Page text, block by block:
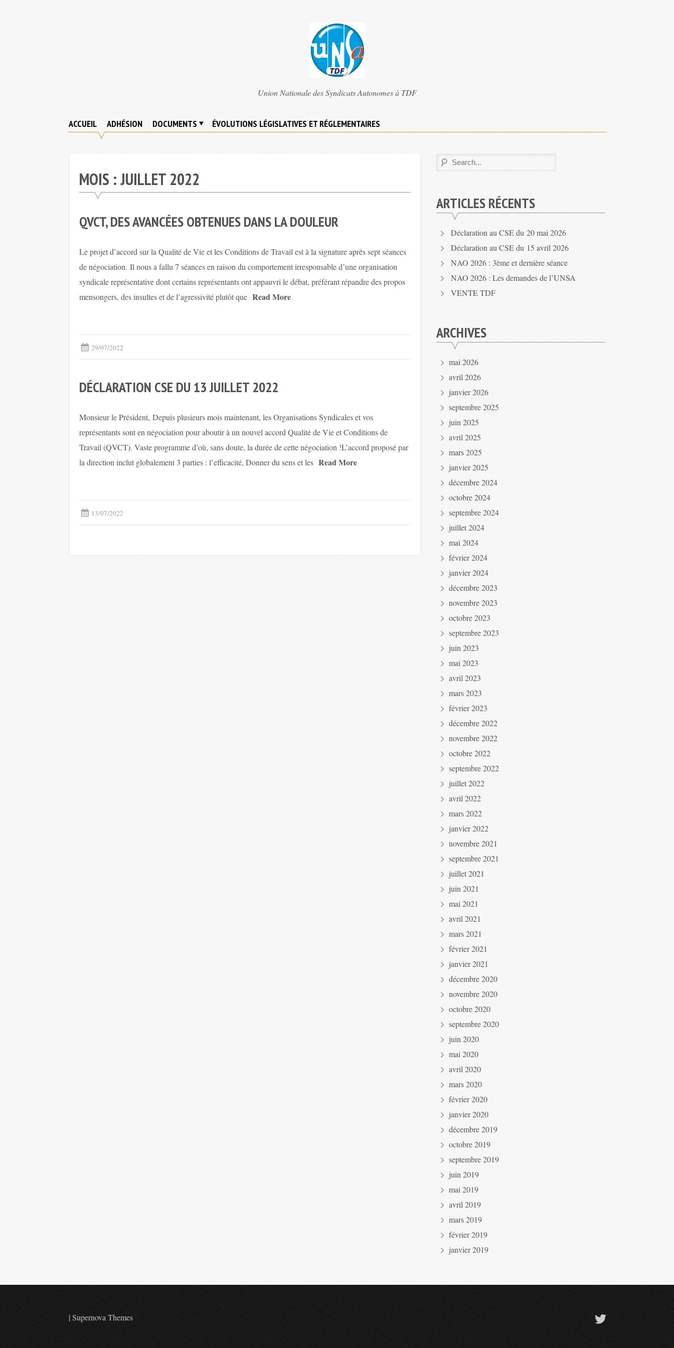
TDF
Union Nationale des Syndicats Autonomes à TDF
ACCUEIL ADHÉSION DOCUMENTS ÉVOLUTIONS LÉGISLATIVES ET RÉGLEMENTAIRES
MOIS :JUILLET 2022
QVCT, DES AVANCÉES OBTENUES DANS LA DOULEUR
Le projet d’accord sur la Qualité de Vie et les Conditions de Travail est à la signature après sept séances
de négociation. Il nous a fallu 7 séances en raison du comportement irresponsable d’une organisation
syndicale représentative dont certains représentants ont appauvri le débat, préférant répandre des propos
mensongers, des insultes et de l’agressivité plutôt que Read More
29/07/2022
DÉCLARATION CSE DU 13 JUILLET 2022
Monsieur le Président, Depuis plusieurs mois maintenant, les Organisations Syndicales et vos
représentants sont en négociation pour aboutir à un nouvel accord Qualité de Vie et Conditions de
Travail (QVCT). Vaste programme d’où, sans doute, la durée de cette négociation !L’accord proposé par
la direction inclut globalement 3 parties : l’efficacité, Donner du sens et les Read More
13/07/2022
ARTICLES RÉCENTS
Déclaration au CSE du 20 mai 2026
Déclaration au CSE du 15 avril 2026
NAO 2026 : 3ème et dernière séance
NAO 2026 : Les demandes de l’UNSA
VENTE TDF
ARCHIVES
mai 2026
avril 2026
janvier 2026
septembre 2025
juin 2025
avril 2025
mars 2025
janvier 2025
décembre 2024
octobre 2024
septembre 2024
juillet 2024
mai 2024
février 2024
janvier 2024
décembre 2023
novembre 2023
octobre 2023
septembre 2023
juin 2023
mai 2023
avril 2023
mars 2023
février 2023
décembre 2022
novembre 2022
octobre 2022
septembre 2022
juillet 2022
avril 2022
mars 2022
janvier 2022
novembre 2021
septembre 2021
juillet 2021
juin 2021
mai 2021
avril 2021
mars 2021
février 2021
janvier 2021
décembre 2020
novembre 2020
octobre 2020
septembre 2020
juin 2020
mai 2020
avril 2020
mars 2020
février 2020
janvier 2020
décembre 2019
octobre 2019
septembre 2019
juin 2019
mai 2019
avril 2019
mars 2019
février 2019
janvier 2019
|Supernova Themes